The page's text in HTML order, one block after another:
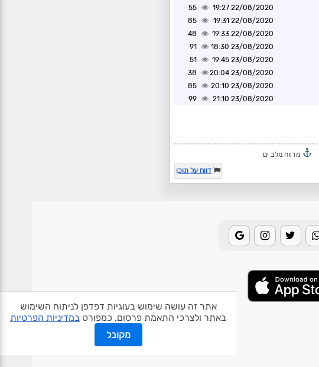
אתר זה עושה שימוש בעוגיות דפדפן לניתוח השימוש
באתר ולצרכי התאמת פרסום, כמפורט במדיניות הפרטיות
מקובל
22/08/2020 19:27
55
22/08/2020 19:31
85
22/08/2020 19:33
48
23/08/2020 18:30
91
23/08/2020 19:45
51
23/08/2020 20:04
38
23/08/2020 20:10
85
23/08/2020 21:10
99
מדווח מלב ים
דווח על תוכן
אודות האתר פרטיות תנאי שימוש צור קשר בעלי אתרים